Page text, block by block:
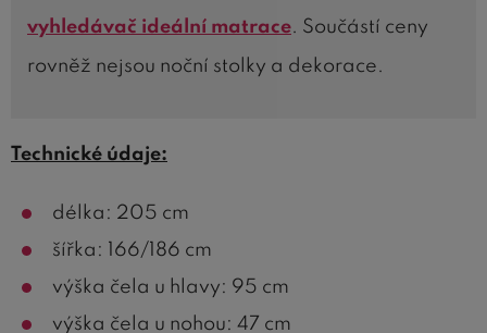
vyhledávač ideální matrace. Součástí ceny
rovněž nejsou noční stolky a dekorace.
Technické údaje:
délka: 205 cm
šířka: 166/186 cm
výška čela u hlavy: 95 cm
výška čela u nohou: 47 cm